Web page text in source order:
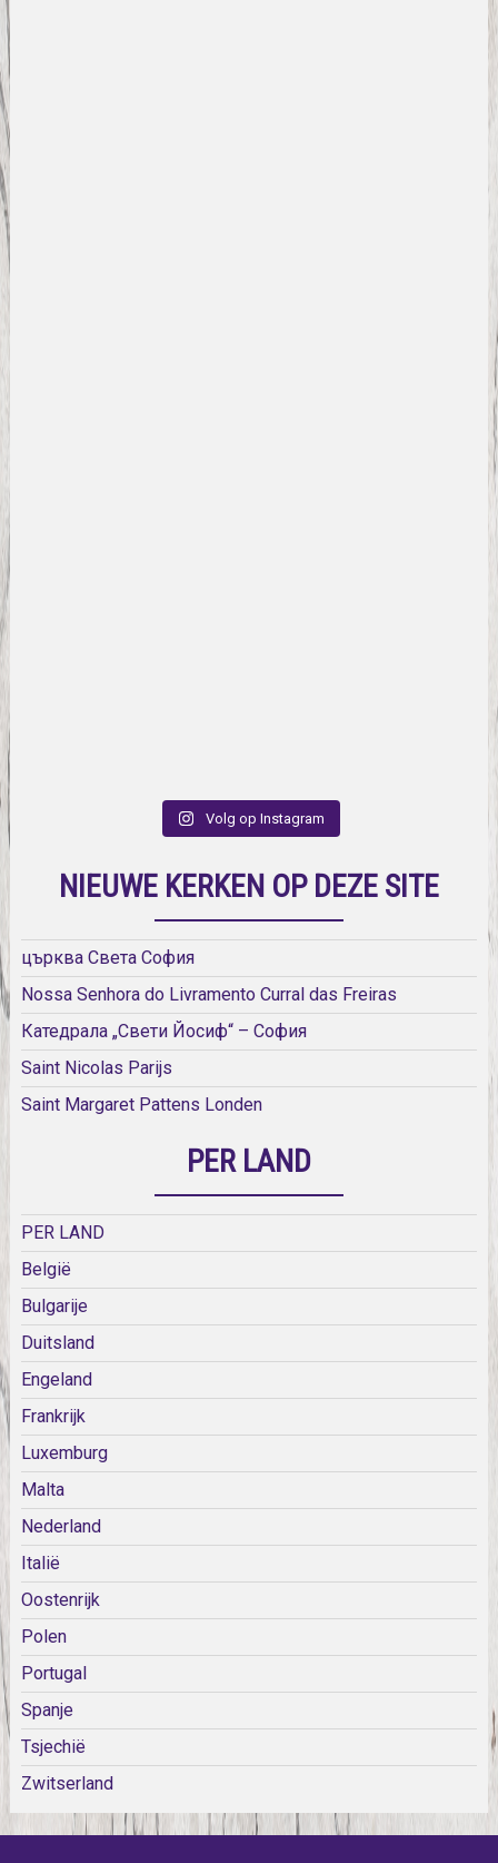
Volg op Instagram
NIEUWE KERKEN OP DEZE SITE
църква Света София
Nossa Senhora do Livramento Curral das Freiras
Катедрала „Свети Йосиф“ – София
Saint Nicolas Parijs
Saint Margaret Pattens Londen
PER LAND
PER LAND
België
Bulgarije
Duitsland
Engeland
Frankrijk
Luxemburg
Malta
Nederland
Italië
Oostenrijk
Polen
Portugal
Spanje
Tsjechië
Zwitserland